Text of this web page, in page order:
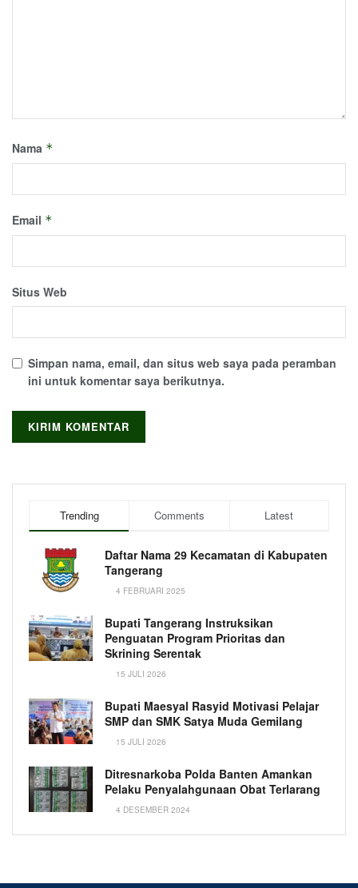
Nama *
Email *
Situs Web
Simpan nama, email, dan situs web saya pada peramban
ini untuk komentar saya berikutnya.
Trending Comments Latest
Daftar Nama 29 Kecamatan di Kabupaten
Tangerang
4 FEBRUARI 2025
Bupati Tangerang Instruksikan
Penguatan Program Prioritas dan
Skrining Serentak
15 JULI 2026
Bupati Maesyal Rasyid Motivasi Pelajar
SMP dan SMK Satya Muda Gemilang
15 JULI 2026
Ditresnarkoba Polda Banten Amankan
Pelaku Penyalahgunaan Obat Terlarang
4 DESEMBER 2024